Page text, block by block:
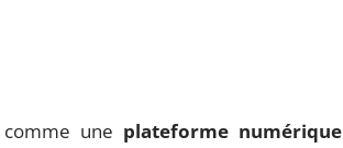
comme une plateforme numérique